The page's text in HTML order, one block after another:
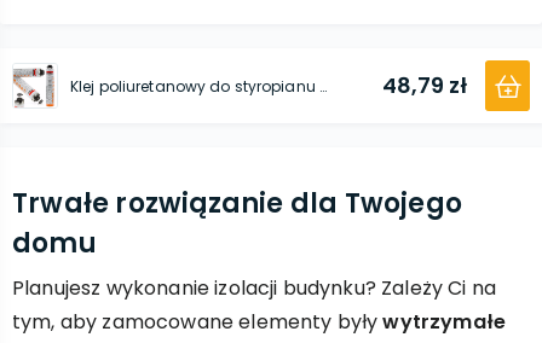
Klej poliuretanowy do styropianu Soudatherm 750 ml 48,79 zł
Trwałe rozwiązanie dla Twojego
domu
Planujesz wykonanie izolacji budynku? Zależy Ci na
tym, aby zamocowane elementy byływytrzymałe